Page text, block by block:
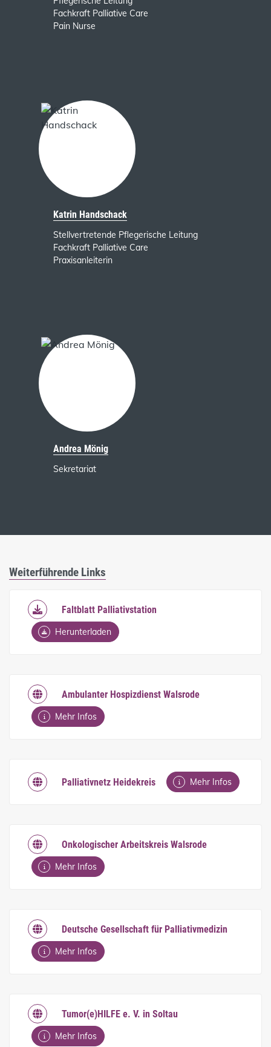
Fachkraft Palliative Care
Pain Nurse
Katrin Handschack
Stellvertretende Pflegerische Leitung
Fachkraft Palliative Care
Praxisanleiterin
Andrea Mönig
Sekretariat
Weiterführende Links
Faltblatt Palliativstation
Herunterladen
Ambulanter Hospizdienst Walsrode
Mehr Infos
Palliativnetz Heidekreis Mehr Infos
Onkologischer Arbeitskreis Walsrode
Mehr Infos
Deutsche Gesellschaft für Palliativmedizin
Mehr Infos
Tumor(e)HILFE e. V. in Soltau
Mehr Infos